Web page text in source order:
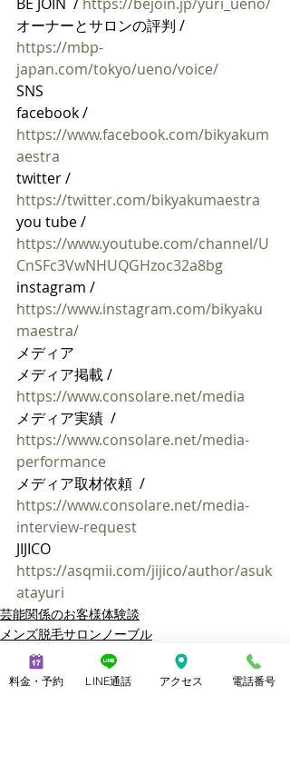
オーナーとサロンの評判 /
https://mbp-
japan.com/tokyo/ueno/voice/
SNS
facebook /
https://www.facebook.com/bikyakum
aestra
twitter /
https://twitter.com/bikyakumaestra
you tube /
https://www.youtube.com/channel/U
CnSFc3VwNHUQGHzoc32a8bg
instagram /
https://www.instagram.com/bikyaku
maestra/
メディア
メディア掲載 /
https://www.consolare.net/media
メディア実績  /
https://www.consolare.net/media-
performance
メディア取材依頼  /
https://www.consolare.net/media-
interview-request
JIJICO
https://asqmii.com/jijico/author/asuk
atayuri
芸能関係のお客様体験談
メンズ脱毛サロンノーブル
料金・予約 LINE通話 アクセス 電話番号